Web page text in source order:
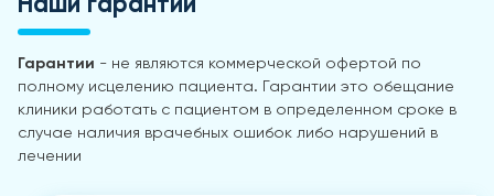
Наши гарантии
Гарантии - не являются коммерческой офертой по
полному исцелению пациента. Гарантии это обещание
клиники работать с пациентом в определенном сроке в
случае наличия врачебных ошибок либо нарушений в
лечении